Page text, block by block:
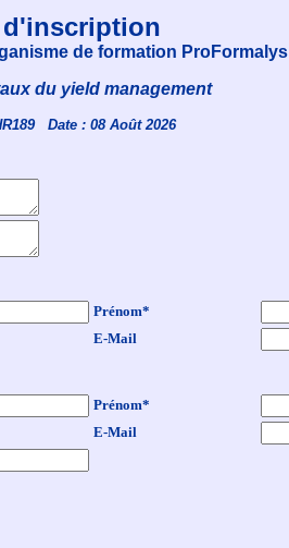
d'inscription
de formation ProFormalys
du yield management
Date : 08 Août 2026
Prénom*
E-Mail
Prénom*
E-Mail